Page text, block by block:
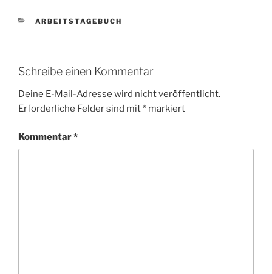
KATEGORIEN
ARBEITSTAGEBUCH
Schreibe einen Kommentar
Deine E-Mail-Adresse wird nicht veröffentlicht.
Erforderliche Felder sind mit* markiert
Kommentar*